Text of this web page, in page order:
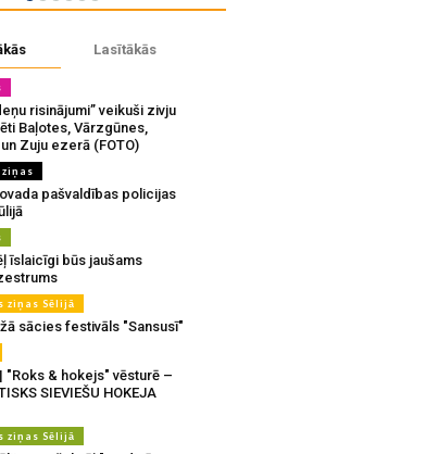
Lasītākās
risinājumi” veikuši zivju
Baļotes, Vārzgūnes,
Zuju ezerā (FOTO)
ziņas
pašvaldības policijas
īslaicīgi būs jaušams
ziņas Sēlijā
sācies festivāls "Sansusī"
"Roks & hokejs" vēsturē –
SIEVIEŠU HOKEJA
ziņas Sēlijā